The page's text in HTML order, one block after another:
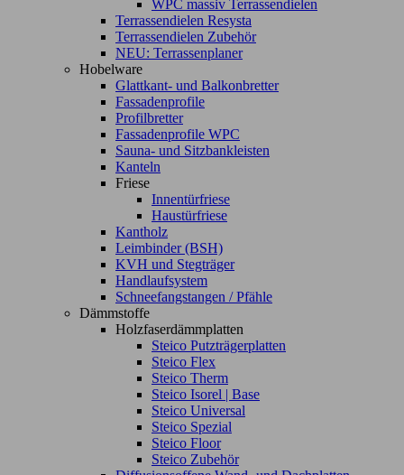
WPC massiv Terrassendielen
Terrassendielen Resysta
Terrassendielen Zubehör
NEU: Terrassenplaner
Hobelware
Glattkant- und Balkonbretter
Fassadenprofile
Profilbretter
Fassadenprofile WPC
Sauna- und Sitzbankleisten
Kanteln
Friese
Innentürfriese
Haustürfriese
Kantholz
Leimbinder (BSH)
KVH und Stegträger
Handlaufsystem
Schneefangstangen / Pfähle
Dämmstoffe
Holzfaserdämmplatten
Steico Putzträgerplatten
Steico Flex
Steico Therm
Steico Isorel | Base
Steico Universal
Steico Spezial
Steico Floor
Steico Zubehör